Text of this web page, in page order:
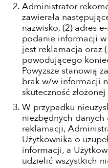
Administrator
zawierała
nazwisko, (2) adres
podanie informacji
jest reklamacja oraz
powodującego
Powyższe stanowią
brak w/w informacji
skuteczność
W przypadku
niezbędnych
reklamacji,
Użytkownika o
informacji, a
udzielić wszystkich